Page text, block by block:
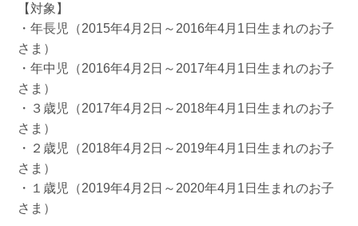
【対象】
・年長児（2015年4月2日～2016年4月1日生まれのお子
さま）
・年中児（2016年4月2日～2017年4月1日生まれのお子
さま）
・３歳児（2017年4月2日～2018年4月1日生まれのお子
さま）
・２歳児（2018年4月2日～2019年4月1日生まれのお子
さま）
・１歳児（2019年4月2日～2020年4月1日生まれのお子
さま）